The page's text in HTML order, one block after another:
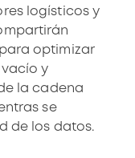
logísticos y
optimizar
y
la cadena
se
de los datos.